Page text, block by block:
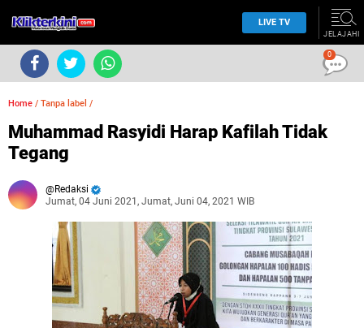
LIVE TV
JELAJAHI
Home / Tanpa label /
Muhammad Rasyidi Harap Kafilah Tidak
Tegang
Redaksi
Jumat, 04 Juni 2021, Jumat, Juni 04, 2021 WIB
0